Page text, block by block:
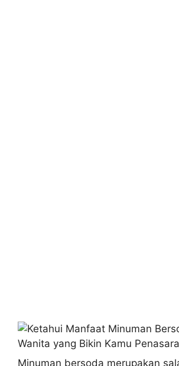
Minuman bersoda merupakan